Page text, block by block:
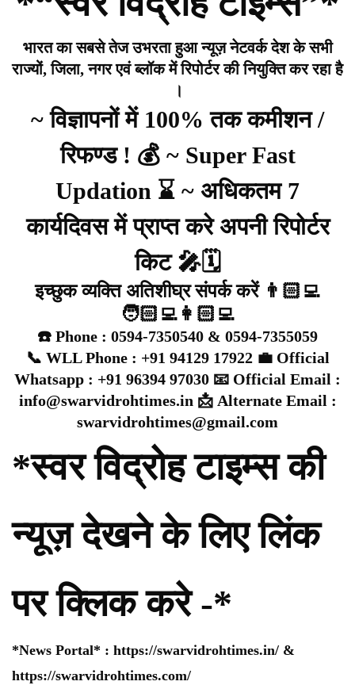
भारत का सबसे तेज उभरता हुआ न्यूज़ नेटवर्क देश के सभी
राज्यों, जिला, नगर एवं ब्लॉक में रिपोर्टर की नियुक्ति कर रहा है
।
~ विज्ञापनों में 100% तक कमीशन /
रिफण्ड ! 💰 ~ Super Fast
Updation ⌛ ~ अधिकतम 7
कार्यदिवस में प्राप्त करे अपनी रिपोर्टर
किट 🎤🗓️
इच्छुक व्यक्ति अतिशीघ्र संपर्क करें 👨🏻‍💻
🧑🏻‍💻👩🏻‍💻
☎️ Phone : 0594-7350540 & 0594-7355059
📞 WLL Phone : +91 94129 17922 💼 Official
Whatsapp : +91 96394 97030 📧 Official Email :
info@swarvidrohtimes.in 📩 Alternate Email :
swarvidrohtimes@gmail.com
*स्वर विद्रोह टाइम्स की
न्यूज़ देखने के लिए लिंक
पर क्लिक करे -*
*News Portal* : https://swarvidrohtimes.in/ &
https://swarvidrohtimes.com/